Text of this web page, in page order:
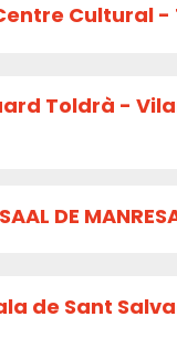
Cultural
Toldrà -
DE
de Sant